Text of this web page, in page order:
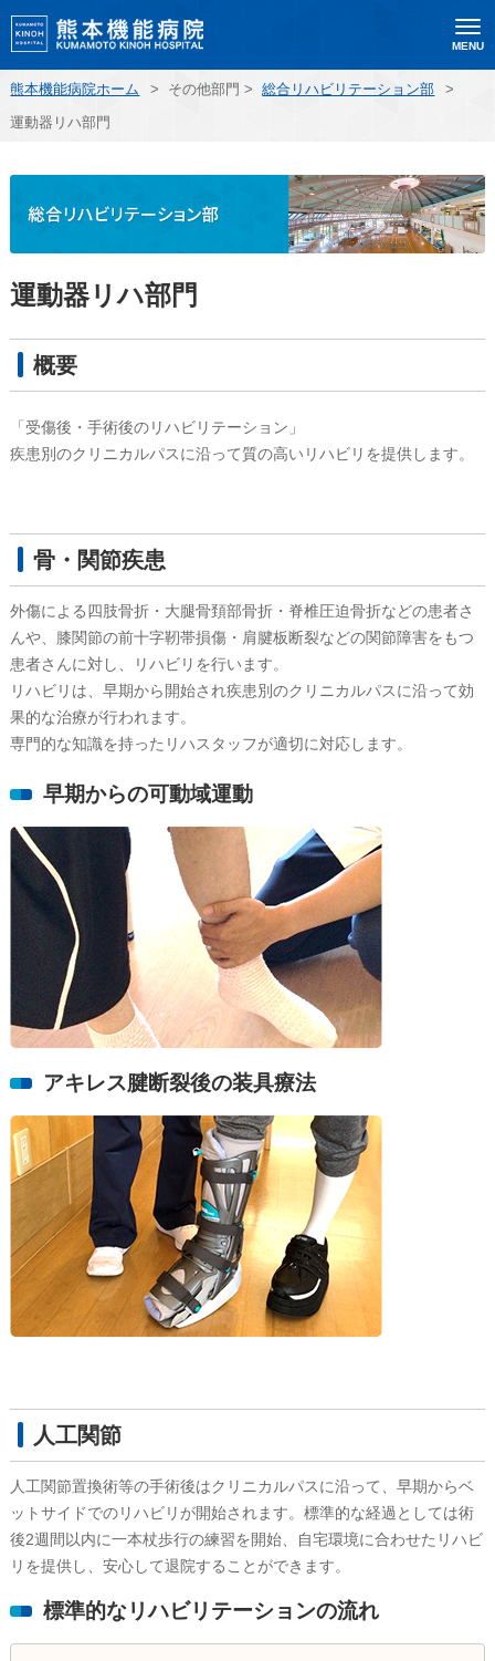
MENU
熊本機能病院ホーム > その他部門 > 総合リハビリテーション部
>
運動器リハ部門
運動器リハ部門
概要
「受傷後・手術後のリハビリテーション」
疾患別のクリニカルパスに沿って質の高いリハビリを提供します。
骨・関節疾患
外傷による四肢骨折・大腿骨頚部骨折・脊椎圧迫骨折などの患者さ
んや、膝関節の前十字靭帯損傷・肩腱板断裂などの関節障害をもつ
患者さんに対し、リハビリを行います。
リハビリは、早期から開始され疾患別のクリニカルパスに沿って効
果的な治療が行われます。
専門的な知識を持ったリハスタッフが適切に対応します。
早期からの可動域運動
アキレス腱断裂後の装具療法
人工関節
人工関節置換術等の手術後はクリニカルパスに沿って、早期からベ
ットサイドでのリハビリが開始されます。標準的な経過としては術
後2週間以内に一本杖歩行の練習を開始、自宅環境に合わせたリハビ
リを提供し、安心して退院することができます。
標準的なリハビリテーションの流れ